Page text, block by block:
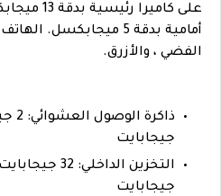
أمامية بدقة 5 ميجابكسل.
الفضي ، والأزرق.
جيجابايت
جيجابايت